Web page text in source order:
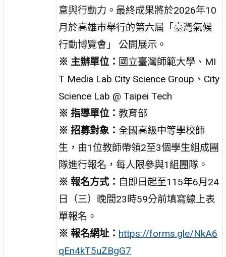
意與行動力。最終成果將於2026年10
月於高雄市舉行的第六屆「臺灣氣候
行動博覽會」 公開展示。
※ 主辦單位： 國立臺灣師範大學、MI
T Media Lab City Science Group、City
Science Lab @ Taipei Tech
※ 指導單位：教育部
※ 招募對象： 全國高級中等學校師
生，由1位教師帶領2至3個學生組成團
隊進行報名，每人限參與1組團隊。
※ 報名方式： 自即日起至115年6月24
日（三）晚間23時59分前填寫線上表
單報名。
※ 報名網址： https://forms.gle/NkA6
qEn4kT5uZBgG7